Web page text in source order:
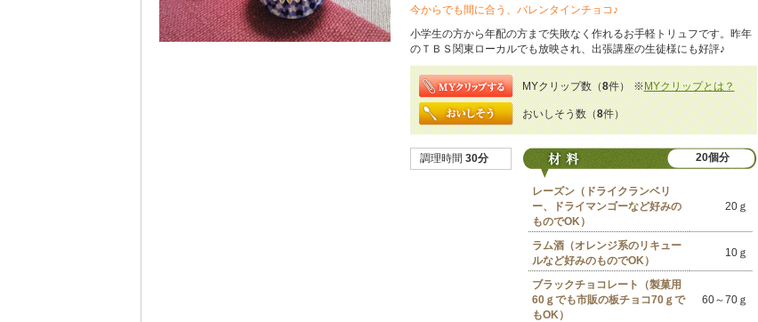
今からでも間に合う、バレンタインチョコ♪
小学生の方から年配の方まで失敗なく作れるお手軽トリュフです。昨年
のＴＢＳ関東ローカルでも放映され、出張講座の生徒様にも好評♪
MYクリップ数（8件） ※MYクリップとは？
おいしそう数（8件）
調理時間 30分 20個分
レーズン（ドライクランベリ
ー、ドライマンゴーなど好みの
ものでOK）
20ｇ
ラム酒（オレンジ系のリキュー
ルなど好みのものでOK）
10ｇ
ブラックチョコレート（製菓用
60ｇでも市販の板チョコ70ｇで
もOK）
60～70ｇ